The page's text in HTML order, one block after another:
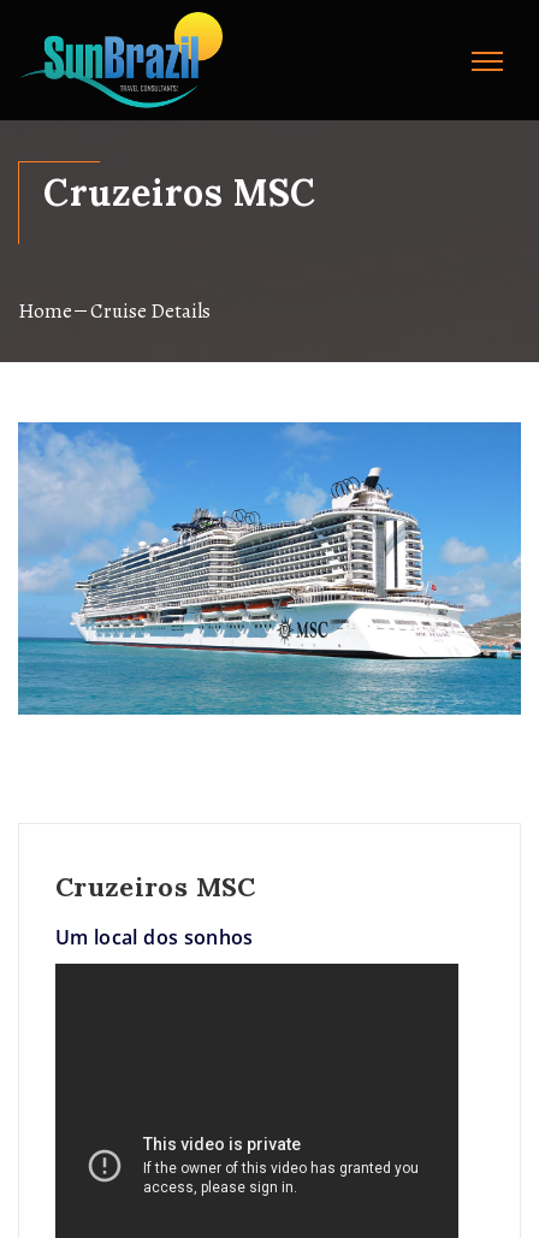
Cruzeiros MSC
Home Cruise Details
Cruzeiros MSC
Um local dos sonhos